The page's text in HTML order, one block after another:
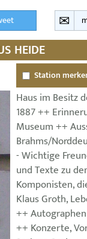
HEIDE
Station
Haus im Besitz
1887 ++
Museum ++
Brahms/
- Wichtige
und Texte zu
Komponisten,
Klaus Groth,
++
++ Konzerte,